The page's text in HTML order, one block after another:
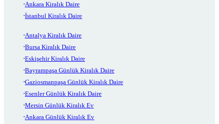
Ankara Kiralık Daire
İstanbul Kiralık Daire
Antalya Kiralık Daire
Bursa Kiralık Daire
Eskişehir Kiralık Daire
Bayrampaşa Günlük Kiralık Daire
Gaziosmanpaşa Günlük Kiralık Daire
Esenler Günlük Kiralık Daire
Mersin Günlük Kiralık Ev
Ankara Günlük Kiralık Ev